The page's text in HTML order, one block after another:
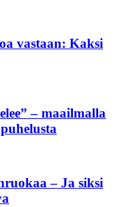
vastaan: Kaksi
– maailmalla
– Ja siksi